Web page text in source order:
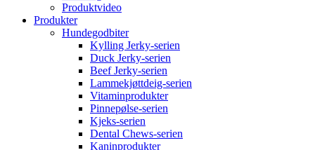
Produktvideo
Produkter
Hundegodbiter
Kylling Jerky-serien
Duck Jerky-serien
Beef Jerky-serien
Lammekjøttdeig-serien
Vitaminprodukter
Pinnepølse-serien
Kjeks-serien
Dental Chews-serien
Kaninprodukter